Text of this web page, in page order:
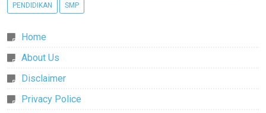
PENDIDIKAN SMP
Home
About Us
Disclaimer
Privacy Police